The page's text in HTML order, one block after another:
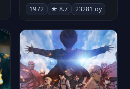
1972 ★ 8.7 23281 oy